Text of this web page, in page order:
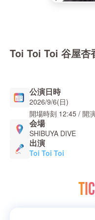
Toi Toi Toi 谷屋杏
公演日時
2026/9/6(日)
開場時刻 12:45 / 開
会場
SHIBUYA DIVE
出演
Toi Toi Toi